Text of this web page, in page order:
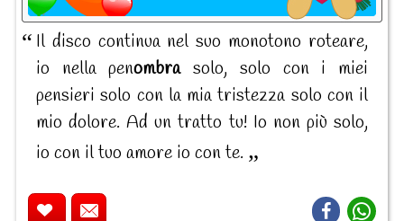
Il disco continua nel suo monotono roteare,
io nella penombrasolo, solo con i miei
pensieri solo con la mia tristezza solo con il
mio dolore. Ad un tratto tu! Io non più solo,
io con il tuo amore io con te.